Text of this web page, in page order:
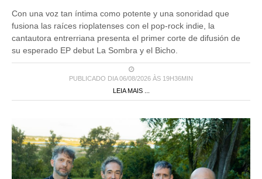
Con una voz tan íntima como potente y una sonoridad que
fusiona las raíces rioplatenses con el pop-rock indie, la
cantautora entrerriana presenta el primer corte de difusión de
su esperado EP debut La Sombra y el Bicho.
PUBLICADO DIA 06/08/2026 ÀS 19H36MIN
LEIA MAIS ...